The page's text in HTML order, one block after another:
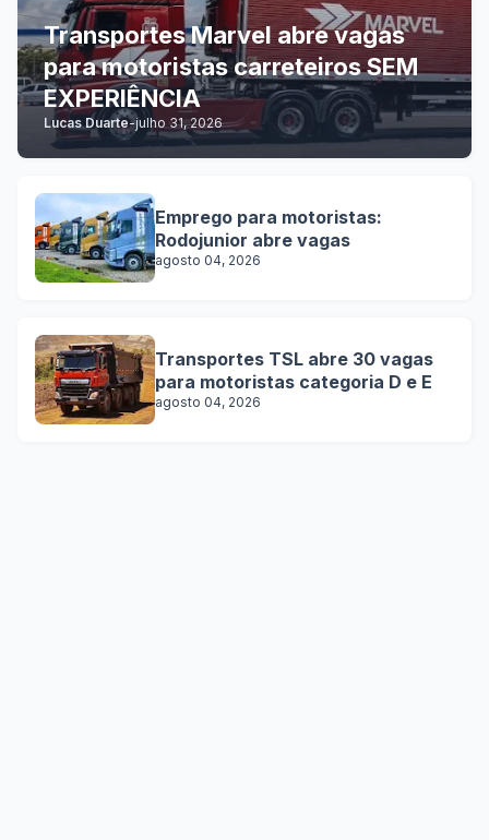
Transportes Marvel abre vagas
para motoristas carreteiros SEM
EXPERIÊNCIA
Lucas Duarte-julho 31, 2026
Emprego para motoristas:
Rodojunior abre vagas
agosto 04, 2026
Transportes TSL abre 30 vagas
para motoristas categoria D e E
agosto 04, 2026